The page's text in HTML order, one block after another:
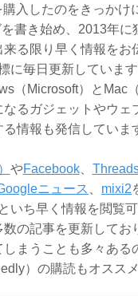
購入したのをきっかけ
書き始め、2013年に
来る限り早く情報をお
に毎日更新しています
（Microsoft）とMac
なるガジェットやウェ
る情報も発信していま
やFacebook、
ニュース mixi2
いち早く情報を閲覧可
数の記事を更新してお
しまうことも多々ある
）の購読もオススメ